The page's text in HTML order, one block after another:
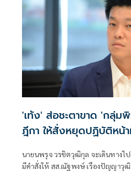
'เท้ง' ส่อชะตาขาด 'กลุ่มพิราบขาว' ยื่นศาล
ฎีกา ให้สั่งหยุดปฏิบัติหน้
นายนพรุจ วรชิตวุฒิกุล จะเดินทางไปยื่นคำร้องขอให้ศาลฎีกาฯ
มีคำสั่งให้ สส.ณัฐพงษ์ เรืองปัญญาวุ